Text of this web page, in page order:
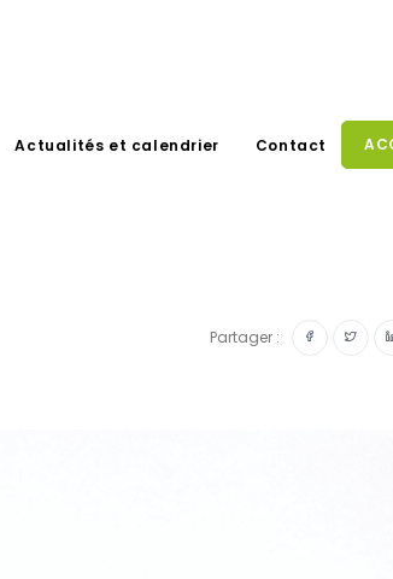
Actualités et calendrier Contact
Partager :